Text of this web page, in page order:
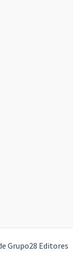
Grupo28 Editores